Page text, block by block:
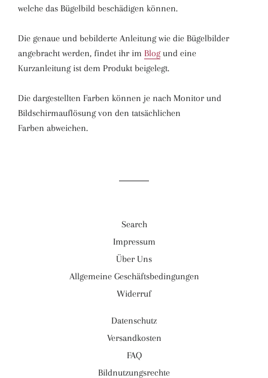
welche das Bügelbild beschädigen können.
Die genaue und bebilderte Anleitung wie die Bügelbilder
angebracht werden, findet ihr im Blogund eine
Kurzanleitung ist dem Produkt beigelegt.
Die dargestellten Farben können je nach Monitor und
Bildschirmauflösung von den tatsächlichen
Farben abweichen.
Search
Impressum
Über Uns
Allgemeine Geschäftsbedingungen
Widerruf
Datenschutz
Versandkosten
FAQ
Bildnutzungsrechte